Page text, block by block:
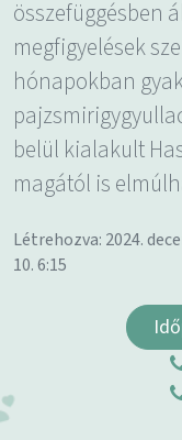
összefüggésben
megfigyelések
hónapokban
belül kialakult
magától is
Létrehozva: 2024.
10. 6:15